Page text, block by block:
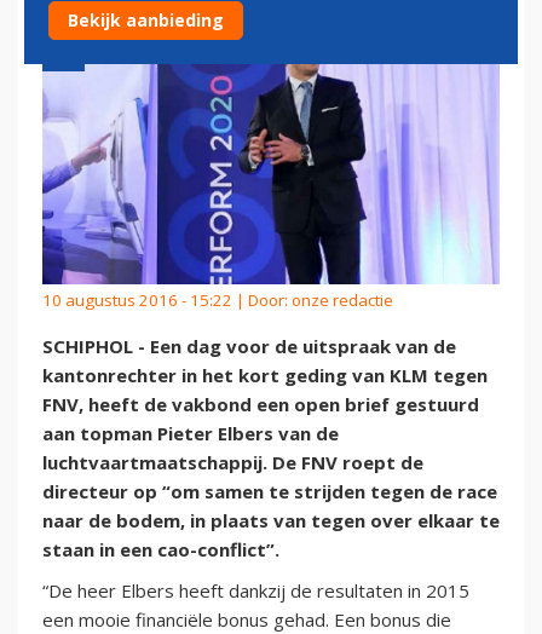
10 augustus 2016 - 15:22 | Door: onze redactie
SCHIPHOL - Een dag voor de uitspraak van de
kantonrechter in het kort geding van KLM tegen
FNV, heeft de vakbond een open brief gestuurd
aan topman Pieter Elbers van de
luchtvaartmaatschappij. De FNV roept de
directeur op “om samen te strijden tegen de race
naar de bodem, in plaats van tegen over elkaar te
staan in een cao-conflict”.
“De heer Elbers heeft dankzij de resultaten in 2015
een mooie financiële bonus gehad. Een bonus die
Bekijk aanbieding